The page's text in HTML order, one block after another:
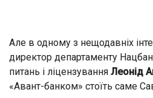
Але в одному з нещодавніх
директор департаменту
питань і ліцензування Леонід
«Авант-банком» стоїть саме